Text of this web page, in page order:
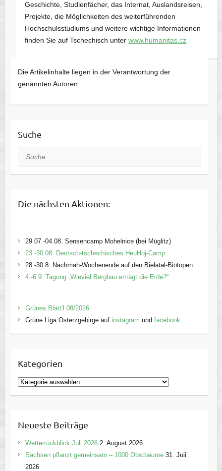
Geschichte, Studienfächer, das Internat, Auslandsreisen,
Projekte, die Möglichkeiten des weiterführenden
Hochschulsstudiums und weitere wichtige Informationen
finden Sie auf Tschechisch unterwww.humanitas.cz
Die Artikelinhalte liegen in der Verantwortung der
genannten Autoren.
Suche
Suche
Die nächsten Aktionen:
29.07.-04.08. Sensencamp Mohelnice (bei Müglitz)
23.-30.08. Deutsch-tschechisches HeuHoj-Camp
28.-30.8. Nachmäh-Wochenende auf den Bielatal-Biotopen
4.-6.9. Tagung „Wieviel Bergbau erträgt die Erde?“
Grünes Blätt’l 08/2026
Grüne Liga Osterzgebirge auf instagram und facebook
Kategorien
K
a
g
o
r
Neueste Beiträge
Wetterrückblick Juli 2026 2. August 2026
Sachsen pflanzt gemeinsam – 1000 Obstbäume 31. Juli
2026